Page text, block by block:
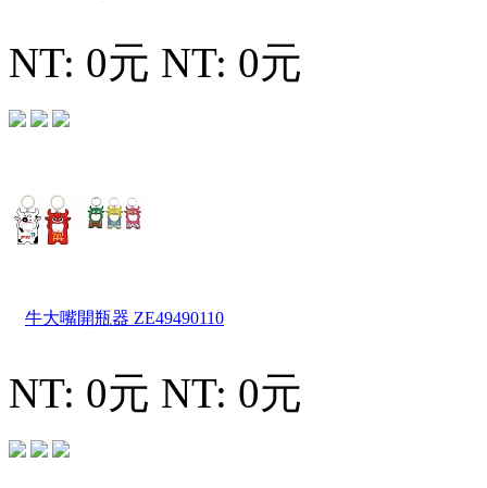
NT: 0元 NT: 0元
牛大嘴開瓶器 ZE49490110
NT: 0元 NT: 0元